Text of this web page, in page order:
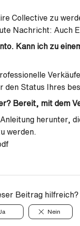
Collective zu
Nachricht: Auch
Kann ich zu
Status Ihres
Bereit, mit dem
herunter,
werden.
Beitrag hilfreich?
Nein